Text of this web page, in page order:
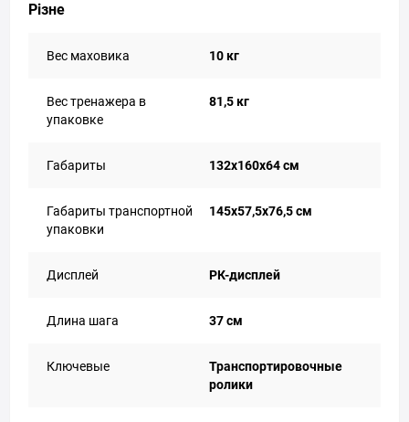
Різне
Вес маховика 10 кг
Вес тренажера в
упаковке
81,5 кг
Габариты 132х160х64 см
Габариты транспортной
упаковки
145x57,5x76,5 см
Дисплей РК-дисплей
Длина шага 37 см
Ключевые
Транспортировочные
ролики